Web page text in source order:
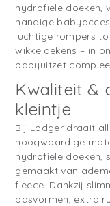
hydrofiele doeken,
handige
luchtige rompers
wikkeldekens – in
babyuitzet
Kwaliteit &
kleintje
Bij Lodger draait
hoogwaardige
hydrofiele doeken,
gemaakt van
fleece. Dankzij
pasvormen, extra